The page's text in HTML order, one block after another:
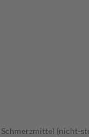
(nicht-